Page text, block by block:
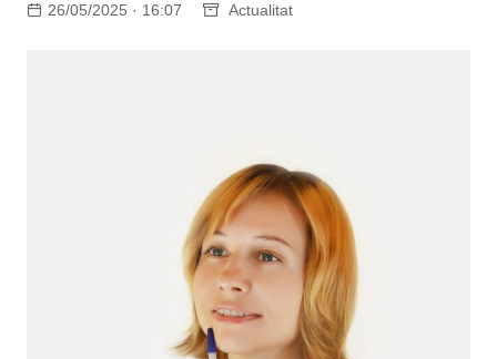
26/05/2025 · 16:07 Actualitat